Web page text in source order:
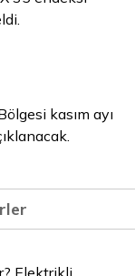
kasım ayı